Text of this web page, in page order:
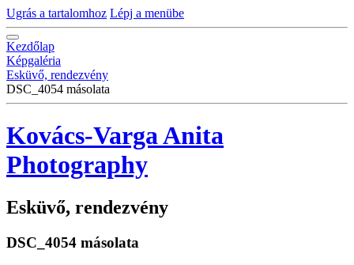
Ugrás a tartalomhoz Lépj a menübe
Kezdőlap
Képgaléria
Esküvő, rendezvény
DSC_4054 másolata
Kovács-Varga Anita
Photography
Esküvő, rendezvény
DSC_4054 másolata